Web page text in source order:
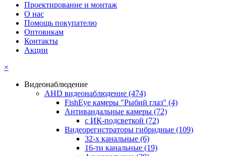
Проектирование и монтаж
О нас
Помощь покупателю
Оптовикам
Контакты
Акции
×
Видеонаблюдение
AHD видеонаблюдение (474)
FishEye камеры "Рыбий глаз" (4)
Антивандальные камеры (72)
с ИК-подсветкой (72)
Видеорегистраторы гибридные (109)
32-х канальные (6)
16-ти канальные (19)